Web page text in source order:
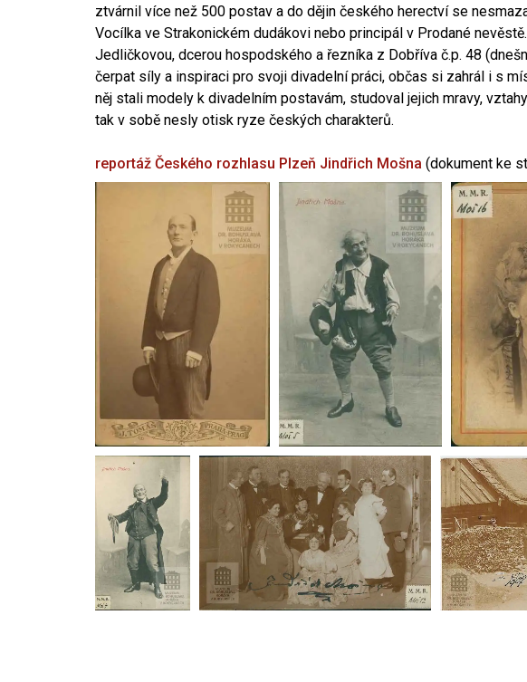
ztvárnil více než 500 postav a do dějin českého herectví se
Vocílka ve Strakonickém dudákovi nebo principál v Prodané
Jedličkovou, dcerou hospodského a řezníka z Dobříva č.p. 48
čerpat síly a inspiraci pro svoji divadelní práci, občas si zahrál i s
něj stali modely k divadelním postavám, studoval jejich mravy,
tak v sobě nesly otisk ryze českých charakterů.
reportáž Českého rozhlasu Plzeň Jindřich Mošna (dokument ke